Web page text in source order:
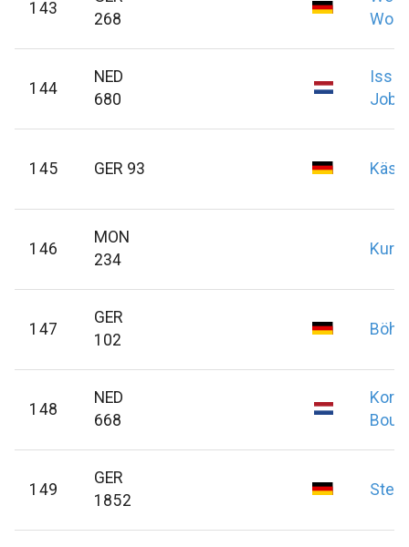
143
268
144
NED
680
Jobs
145 GER 93
146
MON
234
Kurtz
147
GER
102
Böhl
148
NED
668
149
GER
1852